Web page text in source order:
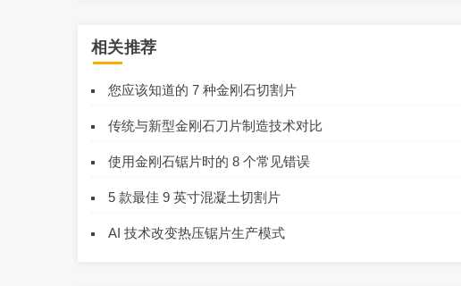
相关推荐
您应该知道的 7 种金刚石切割片
传统与新型金刚石刀片制造技术对比
使用金刚石锯片时的 8 个常见错误
5 款最佳 9 英寸混凝土切割片
AI 技术改变热压锯片生产模式